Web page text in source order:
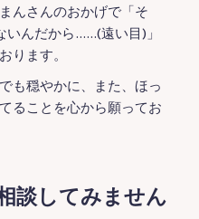
んさんのおかげで「そ
んだから……(遠い目)」
ります。
も穏やかに、また、ほっ
ることを心から願ってお
談してみません